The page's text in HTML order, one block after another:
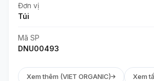
Đơn vị
Túi
Mã SP
DNU00493
Xem thêm (VIET ORGANIC) Xem